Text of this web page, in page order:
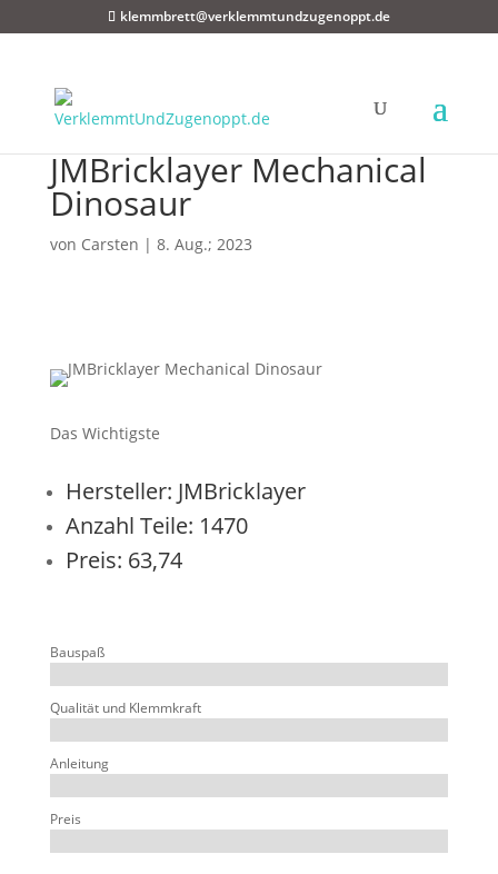
klemmbrett@verklemmtundzugenoppt.de
JMBricklayer Mechanical
Dinosaur
von Carsten | 8. Aug.; 2023
Das Wichtigste
Hersteller: JMBricklayer
Anzahl Teile: 1470
Preis: 63,74
Bauspaß
Qualität und Klemmkraft
Anleitung
Preis